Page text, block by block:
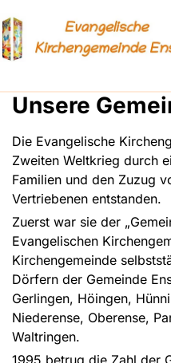
Unsere
Die Evangelische
Zweiten Weltkrieg durch
Familien und den Zuzug
Vertriebenen entstanden.
Zuerst war sie der
Evangelischen
Kirchengemeinde
Dörfern der Gemeinde
Gerlingen, Höingen,
Niederense, Oberense,
Waltringen.
1995 betrug die Zahl der